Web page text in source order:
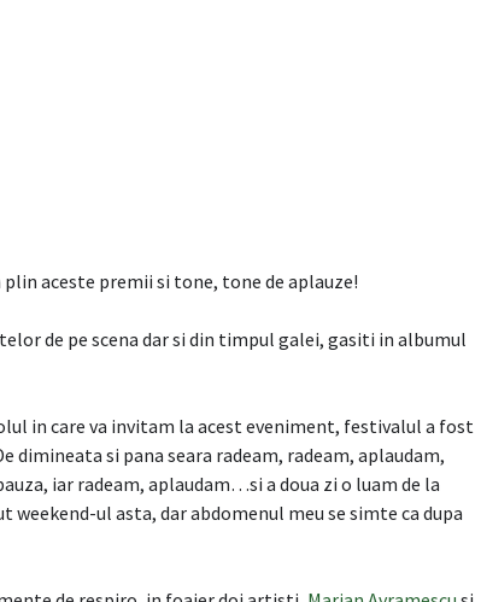
aceste premii si tone, tone de aplauze!
de pe scena dar si din timpul galei, gasiti in albumul
in care va invitam la acest eveniment, festivalul a fost
dimineata si pana seara radeam, radeam, aplaudam,
iar radeam, aplaudam…si a doua zi o luam de la
weekend-ul asta, dar abdomenul meu se simte ca dupa